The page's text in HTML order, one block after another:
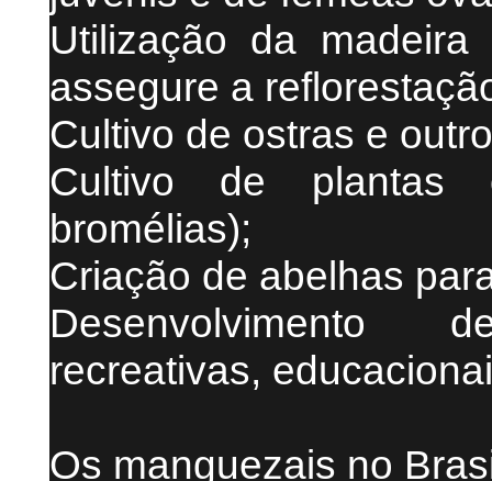
Utilização da
assegure a
Cultivo de ostras e
Cultivo de plantas
bromélias);
Criação de abelhas
Desenvolvimento
recreativas,
Os manguezais no